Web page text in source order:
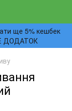
ще 5% кешбек
ДОДАТОК